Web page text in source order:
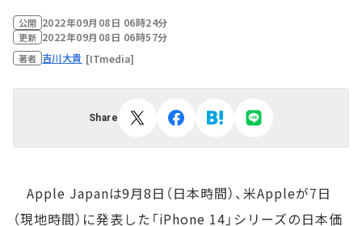
公開 2022年09月08日 06時24分
更新 2022年09月08日 06時57分
著者 吉川大貴 [ITmedia]
Share
Apple Japanは9月8日（日本時間）、米Appleが7日
（現地時間）に発表した「iPhone 14」シリーズの日本価